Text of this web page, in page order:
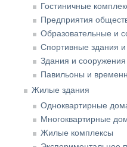
Гостиничные
Предприятия
Образовательные и
Спортивные здания
Здания и
Павильоны и
Жилые здания
Одноквартирные
Многоквартирные
Жилые комплексы